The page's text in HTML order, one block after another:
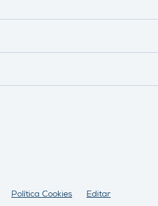
Política Cookies Editar